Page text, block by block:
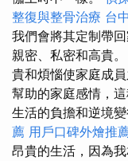
整復與整骨治療 台
我們會將其定制帶
親密、私密和高貴。
貴和煩惱使家庭成
幫助的家庭感情，
生活的負擔和逆境
薦 用戶口碑外燴推
昂貴的生活，因為